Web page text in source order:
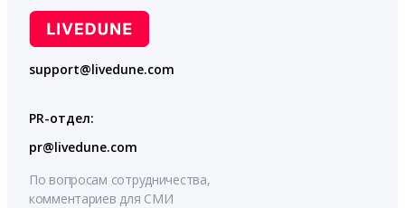
support@livedune.com
PR-отдел:
pr@livedune.com
По вопросам сотрудничества,
комментариев для СМИ